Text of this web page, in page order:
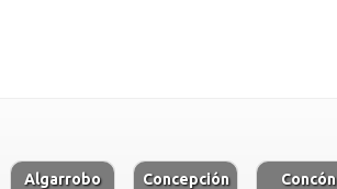
Algarrobo Concepción Concón